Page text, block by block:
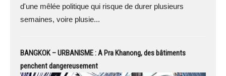
d'une mêlée politique qui risque de durer plusieurs
semaines, voire plusie...
BANGKOK – URBANISME : A Pra Khanong, des bâtiments
penchent dangereusement